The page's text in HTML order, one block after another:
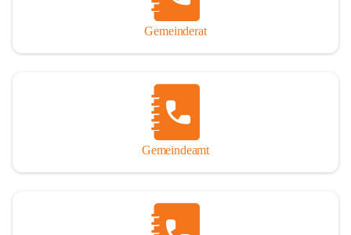
Gemeinderat
Gemeindeamt